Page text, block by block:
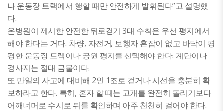
나 운동장 트랙에서 행할 때만 안전하게 발휘된다”고 설명했
다.
온병원이 제시한 안전한 뒤로걷기 3대 수칙은 우선 평지에서
해야 한다는 거다. 차량, 자전거, 보행자 혼잡이 없고 바닥이 평
평한 운동장 트랙이나 공원 평지를 선택해야 한다. 계단이나
경사지는 절대 금물이다.
또 만일의 사고에 대비해 2인 1 조로 걷거나 시선을 충분히 확
보하라고 한다. 특히 , 혼자 할 때는 고개를 완전히 돌리기보다
어깨너머로 수시로 뒤를 확인하며 아주 천천히 걸어야 한다.